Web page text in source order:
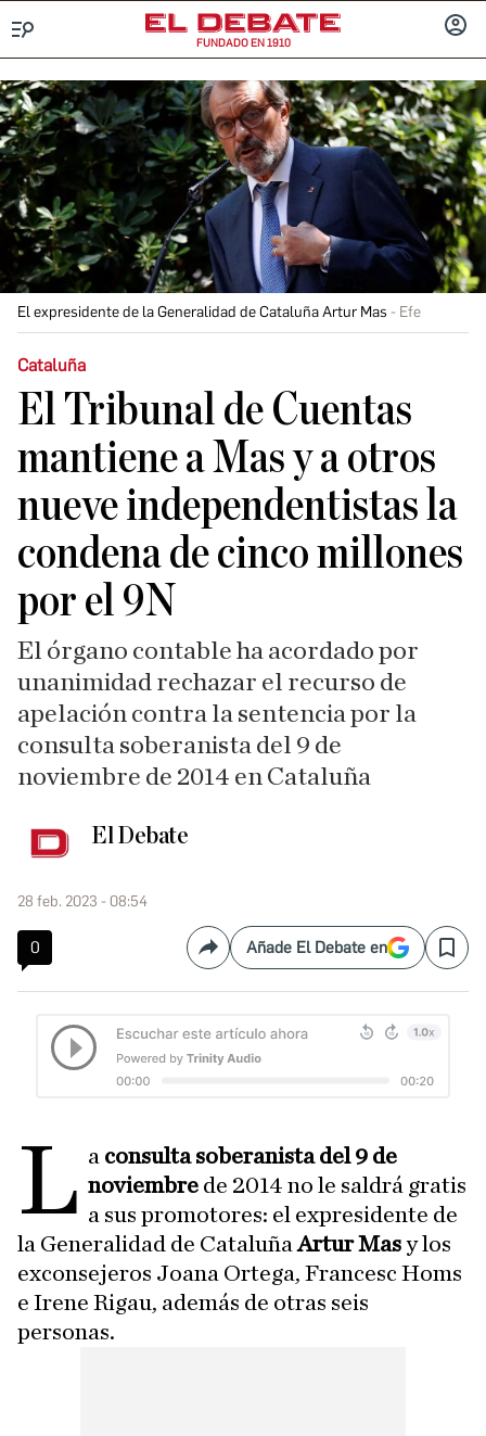
FUNDADO EN 1910
El expresidente de la Generalidad de Cataluña Artur Mas Efe
Cataluña
El Tribunal de Cuentas
mantiene a Mas y a otros
nueve independentistas la
condena de cinco millones
por el 9N
El órgano contable ha acordado por
unanimidad rechazar el recurso de
apelación contra la sentencia por la
consulta soberanista del 9 de
noviembre de 2014 en Cataluña
El Debate
28 feb. 2023 - 08:54
0 CompartirAñade El Debate en Save
L a consulta soberanista del 9 de
noviembre de 2014 no le saldrá gratis
a sus promotores: el expresidente de
la Generalidad de Cataluña Artur Masy los
exconsejeros Joana Ortega, Francesc Homs
e Irene Rigau, además de otras seis
personas.